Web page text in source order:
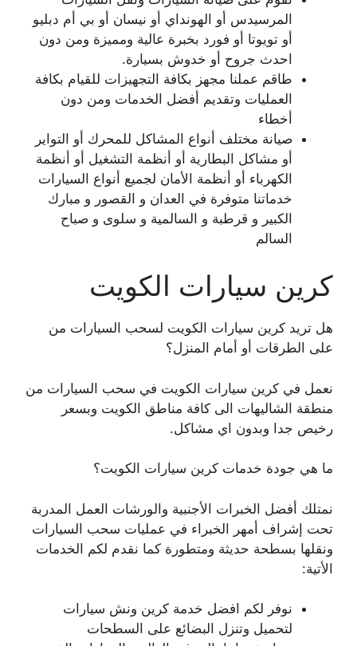
المرسيدس أو الهونداي أو نيسان أو بي أم دبليو
أو تويوتا أو فورد بخبرة عالية ومميزة ومن دون
احدث جروح أو خدوش بسيارة.
طاقم عملنا مجهز بكافة التجهيزات للقيام بكافة
العمليات وتقديم أفضل الخدمات ومن دون
أخطاء
صيانة مختلف أنواع المشاكل للمحرك أو التواير
أو مشاكل البطارية أو أنظمة التشغيل أو أنظمة
الكهرباء أو أنظمة الأمان لجميع أنواع السيارات
خدماتنا متوفرة في العدان و القصور و مبارك
الكبير و قرطبة و السالمية و سلوى و صباح
السالم
كرين سيارات الكويت
هل تريد كرين سيارات الكويت لسحب السيارات من
على الطرقات أو أمام المنزل؟
نعمل في كرين سيارات الكويت في سحب السيارات من
منطقة الشاليهات الى كافة مناطق الكويت وبسعر
رخيص جدا وبدون اي مشاكل.
ما هي جودة خدمات كرين سيارات الكويت؟
نمتلك أفضل الخبرات الأجنبية والورشات العمل المدربة
تحت إشراف أمهر الخبراء في عمليات سحب السيارات
ونقلها بسطحة حديثة ومتطورة كما نقدم لكم الخدمات
الأتية:
نوفر لكم افضل خدمة كرين ونش سيارات
لتحميل وتنزل البضائع على السطحات